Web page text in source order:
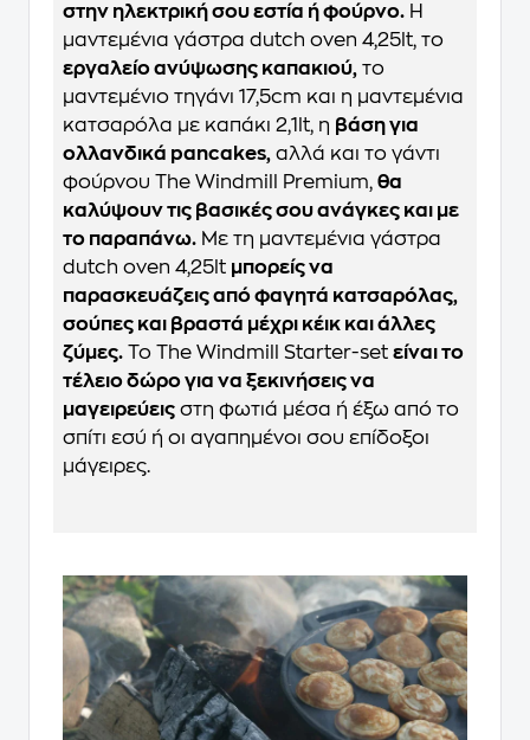
στην ηλεκτρική σου εστία ή φούρνο. H
μαντεμένια γάστρα dutch oven 4,25lt, το
εργαλείο ανύψωσης καπακιού, το
μαντεμένιο τηγάνι 17,5cm και η μαντεμένια
κατσαρόλα με καπάκι 2,1lt, η βάση για
ολλανδικά pancakes, αλλά και το γάντι
φούρνου The Windmill Premium, θα
καλύψουν τις βασικές σου ανάγκες και με
το παραπάνω. Με τη μαντεμένια γάστρα
dutch oven 4,25lt μπορείς να
παρασκευάζεις από φαγητά κατσαρόλας,
σούπες και βραστά μέχρι κέικ και άλλες
ζύμες. Το The Windmill Starter-set είναι το
τέλειο δώρο για να ξεκινήσεις να
μαγειρεύεις στη φωτιά μέσα ή έξω από το
σπίτι εσύ ή οι αγαπημένοι σου επίδοξοι
μάγειρες.